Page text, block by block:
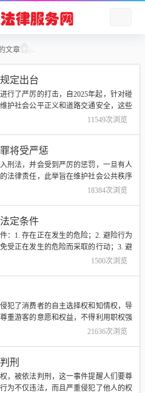
文章
定出台
行了严厉的打击，自2025年起，针对碰
护社会公平正义和道路交通安全，这些
保护无辜受害者的权益，确保道路交通
11549次浏览
将受严惩
刑法，并会受到严厉的惩罚，一旦有人
法律责任，此举旨在维护社会公共秩序
济损失和社会矛盾，公众应该加强自我
18384次浏览
定条件
：1. 存在正在发生的危险；2. 避险行为
受正在发生的危险而采取的行动；3. 避
要的限度；4. 避险行为不能违反法律规
1500次浏览
犯了消费者的自主选择权和知情权，导
重游客的意愿和权益，不得利用职权强
相关部门应加强监管和惩处力度，保护
21636次浏览
刑
，被依法判刑，这一事件提醒人们要尊
为不仅违法，而且严重侵犯了他人的权